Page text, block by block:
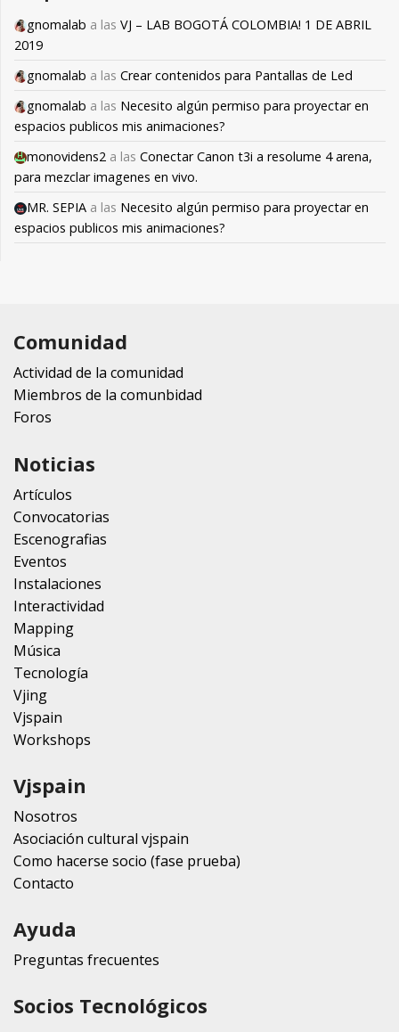
gnomalab a las VJ – LAB BOGOTÁ COLOMBIA! 1 DE ABRIL
2019
gnomalab a las Crear contenidos para Pantallas de Led
gnomalab a las Necesito algún permiso para proyectar en
espacios publicos mis animaciones?
monovidens2 a las Conectar Canon t3i a resolume 4 arena,
para mezclar imagenes en vivo.
MR. SEPIA a las Necesito algún permiso para proyectar en
espacios publicos mis animaciones?
Comunidad
Actividad de la comunidad
Miembros de la comunbidad
Foros
Noticias
Artículos
Convocatorias
Escenografias
Eventos
Instalaciones
Interactividad
Mapping
Música
Tecnología
Vjing
Vjspain
Workshops
Vjspain
Nosotros
Asociación cultural vjspain
Como hacerse socio (fase prueba)
Contacto
Ayuda
Preguntas frecuentes
Socios Tecnológicos